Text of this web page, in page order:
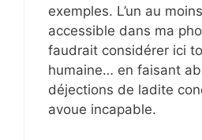
exemples. L’un au
accessible dans ma
faudrait considérer ici
humaine… en faisant
déjections de ladite
avoue incapable.